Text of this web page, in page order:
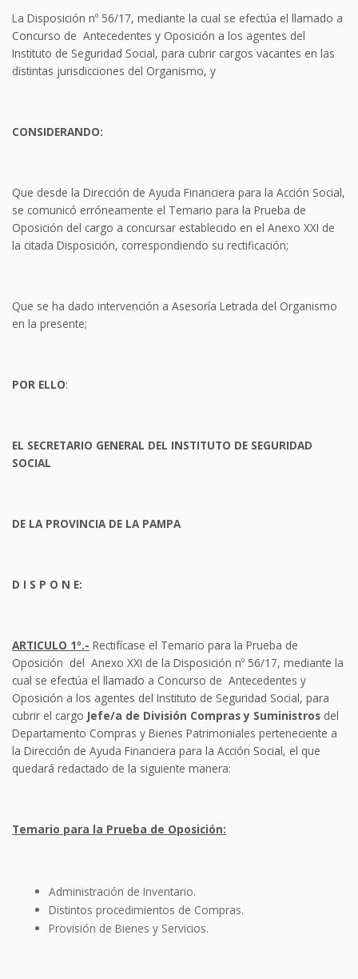
La Disposición nº 56/17, mediante la cual se efectúa el llamado a
Concurso de Antecedentes y Oposición a los agentes del
Instituto de Seguridad Social, para cubrir cargos vacantes en las
distintas jurisdicciones del Organismo, y
CONSIDERANDO:
Que desde la Dirección de Ayuda Financiera para la Acción Social,
se comunicó erróneamente el Temario para la Prueba de
Oposición del cargo a concursar establecido en el Anexo XXI de
la citada Disposición, correspondiendo su rectificación;
Que se ha dado intervención a Asesoría Letrada del Organismo
en la presente;
POR ELLO:
EL SECRETARIO GENERAL DEL INSTITUTO DE SEGURIDAD
SOCIAL
DE LA PROVINCIA DE LA PAMPA
D I S P O N E:
ARTICULO 1º.- Rectifícase el Temario para la Prueba de
Oposición del Anexo XXI de la Disposición nº 56/17, mediante la
cual se efectúa el llamado a Concurso de Antecedentes y
Oposición a los agentes del Instituto de Seguridad Social, para
cubrir el cargo Jefe/a de División Compras y Suministros del
Departamento Compras y Bienes Patrimoniales perteneciente a
la Dirección de Ayuda Financiera para la Acción Social, el que
quedará redactado de la siguiente manera:
Temario para la Prueba de Oposición:
Administración de Inventario.
Distintos procedimientos de Compras.
Provisión de Bienes y Servicios.